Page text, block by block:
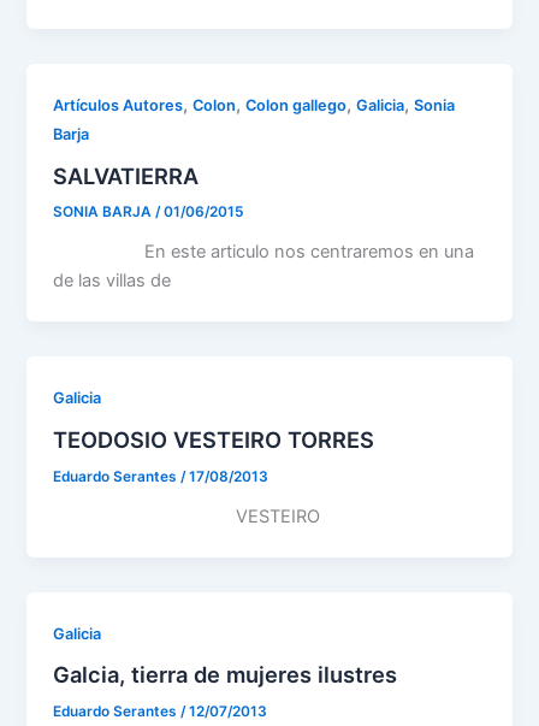
Artículos Autores,Colon,Colon gallego,Galicia,Sonia
Barja
SALVATIERRA
SONIA BARJA/01/06/2015
En este articulo nos centraremos en una
de las villas de
Galicia
TEODOSIO VESTEIRO TORRES
Eduardo Serantes/17/08/2013
VESTEIRO
Galicia
Galcia, tierra de mujeres ilustres
Eduardo Serantes/12/07/2013